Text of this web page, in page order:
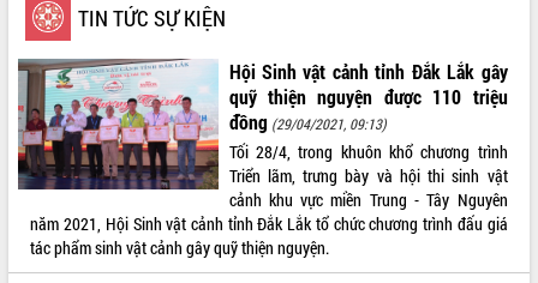
GIỚI THIỆU
LÃNH ĐẠO UBND TỈNH
TIN TỨC SỰ KIỆN
SỞ, BAN, NGÀNH
THÔNG TIN CHỈ ĐẠO ĐIỀU HÀNH
TIN TỨC SỰ KIỆN
Hội Sinh vật cảnh tỉnh Đắk Lắk gây
quỹ thiện nguyện được 110 triệu
đồng (29/04/2021, 09:13)
Tối 28/4, trong khuôn khổ chương trình
Triển lãm, trưng bày và hội thi sinh vật
cảnh khu vực miền Trung - Tây Nguyên
năm 2021, Hội Sinh vật cảnh tỉnh Đắk Lắk tổ chức chương trình đấu giá
tác phẩm sinh vật cảnh gây quỹ thiện nguyện.